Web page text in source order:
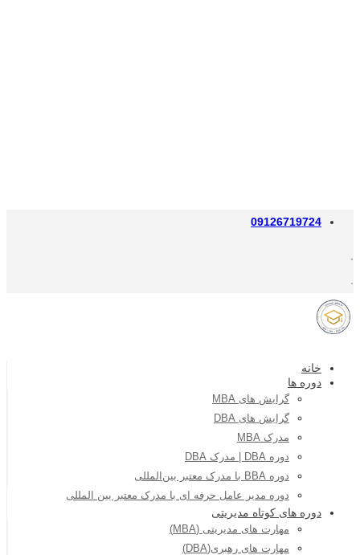
09126719724
خانه
دوره ها
گرایش های MBA
گرایش های DBA
مدرک MBA
دوره DBA | مدرک DBA
دوره BBA با مدرک معتبر بین‌المللی
دوره مدیر عامل حرفه ای با مدرک معتبر بین المللی
دوره های کوتاه مدیریتی
مهارت های مدیریتی (MBA)
مهارت های رهبری(DBA)